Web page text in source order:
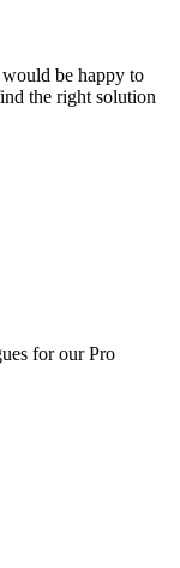
be happy to
the right solution
for our Pro